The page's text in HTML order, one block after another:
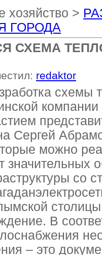
хозяйство >
ГОРОДА
СХЕМА
redaktor
Сергей
можно
со
В
– это